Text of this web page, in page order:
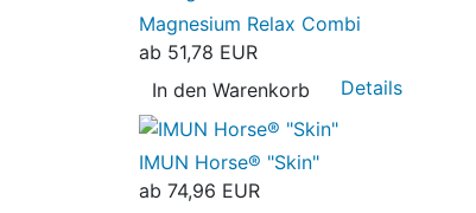
Magnesium Relax Combi
ab 51,78 EUR
In den Warenkorb
Details
IMUN Horse® "Skin"
ab 74,96 EUR